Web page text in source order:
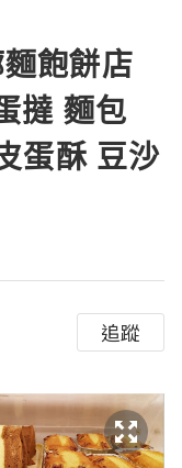
飽餅店
撻 麵包
蛋酥 豆沙
追蹤